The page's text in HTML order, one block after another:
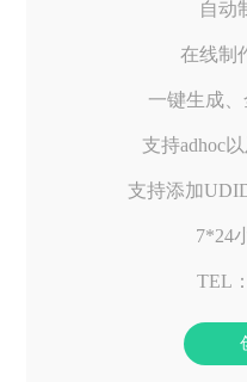
自动
在线制
一键生成
支持adhoc
支持添加
7*24
TEL